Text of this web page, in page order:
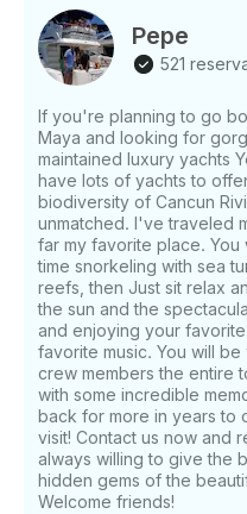
Pepe
521
If you're planning to go
Maya and looking for
maintained luxury yachts
have lots of yachts to
biodiversity of Cancun
unmatched. I've traveled
far my favorite place.
time snorkeling with sea
reefs, then Just sit relax
the sun and the
and enjoying your
favorite music. You will
crew members the entire
with some incredible
back for more in years to
visit! Contact us now and
always willing to give the
hidden gems of the
Welcome friends!